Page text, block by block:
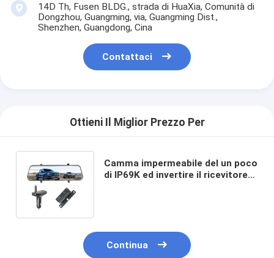
14D Th, Fusen BLDG., strada di HuaXia, Comunità di
Dongzhou, Guangming, via, Guangming Dist.,
Shenzhen, Guangdong, Cina
Contattaci
Ottieni Il Miglior Prezzo Per
Camma impermeabile del un poco
di IP69K ed invertire il ricevitore
Continua